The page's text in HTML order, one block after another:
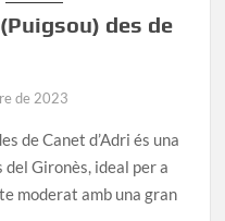
des de
de 2023
de Canet d’Adri és una
Gironès, ideal per a
moderat amb una gran